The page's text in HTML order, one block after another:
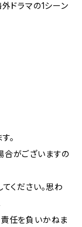
ドラマの1シーン
。
合がございますの
ください。思わ
任を負いかねま